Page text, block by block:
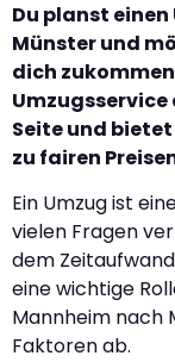
Du planst
Münster und
dich
Seite und
zu fairen
Ein Umzug ist
vielen Fragen
dem
eine wichtige
Mannheim nach
Faktoren ab.